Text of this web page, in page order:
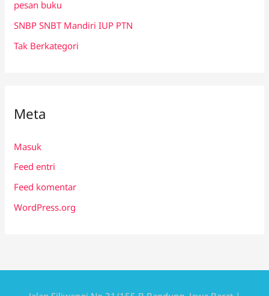
pesan buku
SNBP SNBT Mandiri IUP PTN
Tak Berkategori
Meta
Masuk
Feed entri
Feed komentar
WordPress.org